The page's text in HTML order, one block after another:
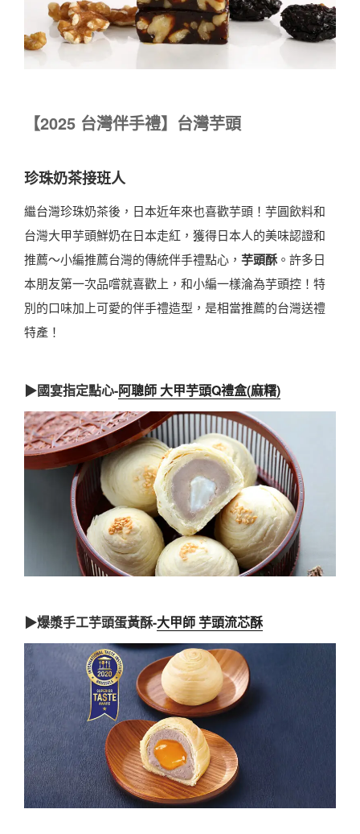
【2025 台灣伴手禮】台灣芋頭
珍珠奶茶接班人
繼台灣珍珠奶茶後，日本近年來也喜歡芋頭！芋圓飲料和
台灣大甲芋頭鮮奶在日本走紅，獲得日本人的美味認證和
推薦～小編推薦台灣的傳統伴手禮點心， 芋頭酥。許多日
本朋友第一次品嚐就喜歡上，和小編一樣淪為芋頭控！特
別的口味加上可愛的伴手禮造型，是相當推薦的台灣送禮
特產！
▶國宴指定點心-阿聰師 大甲芋頭Q禮盒(麻糬)
▶爆漿手工芋頭蛋黃酥-大甲師 芋頭流芯酥